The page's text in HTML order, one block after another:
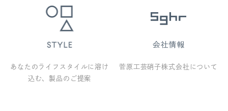
あなたのライフスタイルに溶け
込む、製品のご提案
菅原工芸硝子株式会社について